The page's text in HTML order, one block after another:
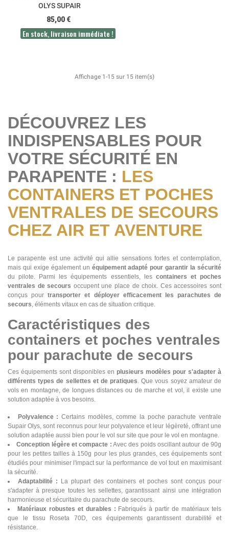
OLYS SUPAIR
85,00 €
En stock, livraison immédiate !
Affichage 1-15 sur 15 item(s)
DÉCOUVREZ LES
INDISPENSABLES POUR
VOTRE SÉCURITÉ EN
PARAPENTE : LES
CONTAINERS ET POCHES
VENTRALES DE SECOURS
CHEZ AIR ET AVENTURE
Le parapente est une activité qui allie sensations fortes et contemplation,
mais qui exige également un équipement adapté pour garantir la sécurité
du pilote. Parmi les équipements essentiels, les containers et poches
ventrales de secours occupent une place de choix. Ces accessoires sont
conçus pour transporter et déployer efficacement les parachutes de
secours, éléments vitaux en cas de situation critique.
Caractéristiques des
containers et poches ventrales
pour parachute de secours
Ces équipements sont disponibles en plusieurs modèles pour s'adapter à
différents types de sellettes et de pratiques. Que vous soyez amateur de
vols en montagne, de longues distances ou de marche et vol, il existe une
solution adaptée à vos besoins.
Polyvalence : Certains modèles, comme la poche parachute ventrale
Supair Olys, sont reconnus pour leur polyvalence et leur légèreté, offrant une
solution adaptée aussi bien pour le vol sur site que pour le vol en montagne​.
Conception légère et compacte : Avec des poids oscillant autour de 90g
pour les petites tailles à 150g pour les plus grandes, ces équipements sont
étudiés pour minimiser l'impact sur la performance de vol tout en maximisant
la sécurité​​.
Adaptabilité : La plupart des containers et poches sont conçus pour
s'adapter à presque toutes les sellettes, garantissant ainsi une intégration
harmonieuse et sécuritaire du parachute de secours​​​​.
Matériaux robustes et durables : Fabriqués à partir de matériaux tels
que le tissu Roseta 70D, ces équipements garantissent durabilité et
résistance​.